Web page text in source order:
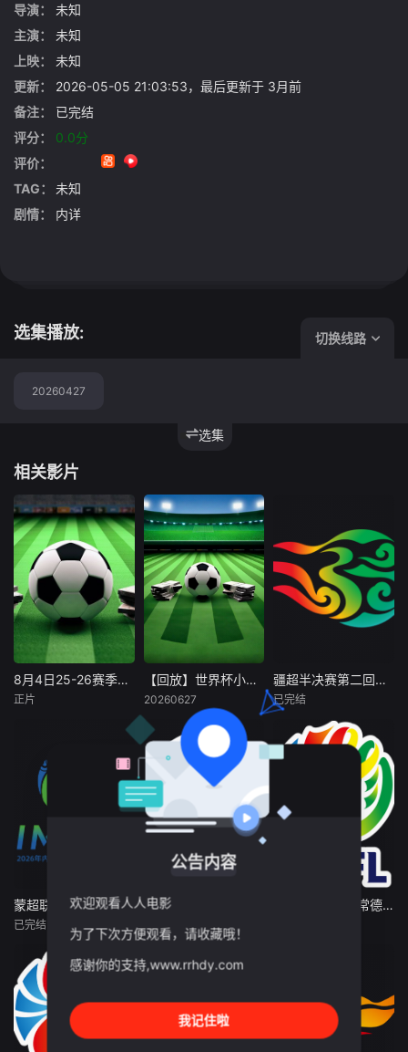
导演：
未知
主演：
未知
上映：
未知
更新：
2026-05-05 21:03:53，最后更新于 3月前
备注：
已完结
评分：
0.0分
评价：
TAG：
未知
剧情：
内详
选集播放: 切换线路
选集
20260427
相关影片
8月4日25-26赛季蒙超联赛四分之一决赛 第一回合 乌兰察布队VS包头队 8月4日25-26赛季蒙超联赛四分之一决赛 第一回合 乌兰察布队VS包头队
正片
【回放】世界杯小组赛 新西兰VS比利时20260627
暂无简介
【回放】世界杯小组赛 新西兰VS比利时20260627
20260627
疆超半决赛第二回合 伊犁队VS阿勒泰队20260802 疆超半决赛第二回合 伊犁队VS阿勒泰队20260802
已完结
蒙超联赛四分之一决赛 第一回合 呼和浩特队VS通辽队20260802 蒙超联赛四分之一决赛 第一回合 呼和浩特队VS通辽队20260802
已完结
未知
已完结
湘超 衡阳队VS常德队20260802 湘超 衡阳队VS常德队20260802
公告内容
欢迎观看人人电影
为了下次方便观看，请收藏哦！
感谢你的支持,www.rrhdy.com
我记住啦